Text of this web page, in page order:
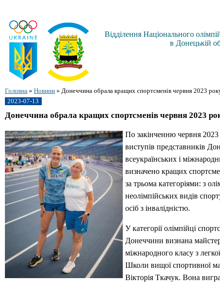
Відділення Національного
в Донецькій
Головна » Новини » Донеччина обрала кращих спортсменів червня 2023
2023-07-13
Донеччина обрала кращих спортсменів червня 2023
По закінченню червня
виступів представників
всеукраїнських і
визначено кращих
за трьома категоріями: з
неолімпійських видів
осіб з інвалідністю.
У категорії олімпійці
Донеччини визнана
міжнародного класу з
Школи вищої спортивної
Вікторія Ткачук. Вона